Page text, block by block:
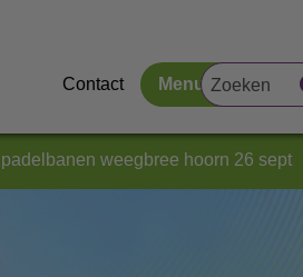
Contact Menu
weegbree hoorn 26 sept